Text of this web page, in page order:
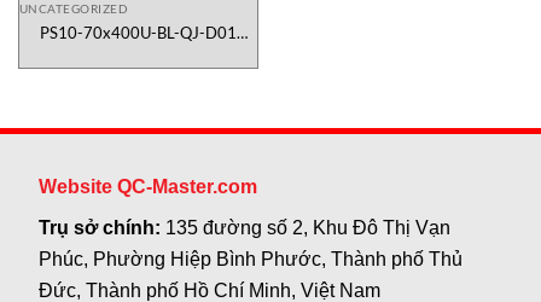
UNCATEGORIZED
PS10-70x400U-BL-QJ-D01
Website QC-Master.com
Trụ sở chính: 135 đường số 2, Khu Đô Thị Vạn
Phúc, Phường Hiệp Bình Phước, Thành phố Thủ
Đức, Thành phố Hồ Chí Minh, Việt Nam